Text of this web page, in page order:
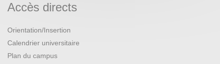
Accès directs
Orientation/Insertion
Calendrier universitaire
Plan du campus